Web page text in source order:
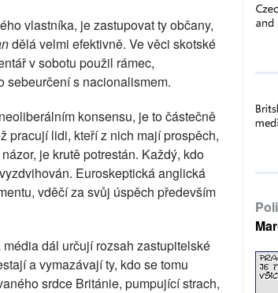
vlastníka, je zastupovat ty občany,
dělá velmi efektivně. Ve věci skotské
v sobotu použil rámec,
sebeurčení s nacionalismem.
konsensu, je to částečně
pracují lidi, kteří z nich mají prospěch,
je krutě potrestán. Každý, kdo
Euroskeptická anglická
vděčí za svůj úspěch především
dál určují rozsah zastupitelské
a vymazávají ty, kdo se tomu
srdce Británie, pumpující strach,